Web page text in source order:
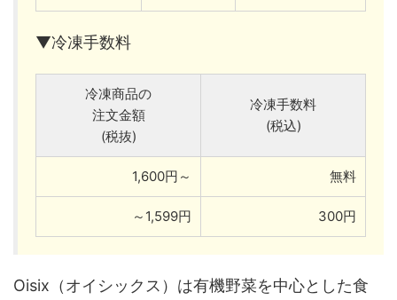
▼冷凍手数料
冷凍商品の
注文金額
(税抜)
冷凍手数料
(税込)
1,600円～ 無料
～1,599円 300円
Oisix（オイシックス）は有機野菜を中心とした食